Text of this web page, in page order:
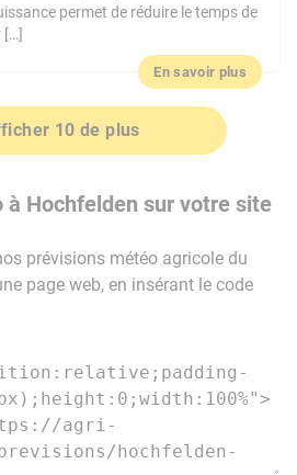
permet de réduire le temps de
[…]
En savoir plus
10 de plus
à Hochfelden sur votre site
prévisions météo agricole du
page web, en insérant le code